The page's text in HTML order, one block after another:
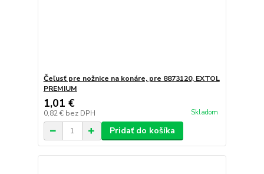
Čeľusť pre nožnice na konáre, pre 8873120, EXTOL
PREMIUM
1,01 €
0,82 € bez DPH Skladom
Pridať do košíka